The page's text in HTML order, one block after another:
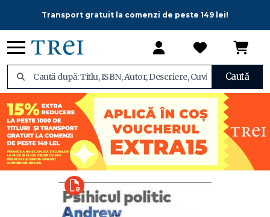
Transport gratuit la comenzi de peste 149 lei!
Caută